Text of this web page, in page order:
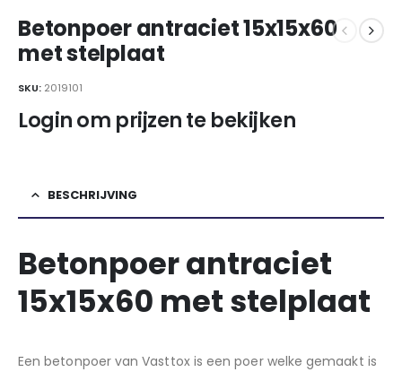
Betonpoer antraciet 15x15x60
met stelplaat
SKU: 2019101
Login om prijzen te bekijken
BESCHRIJVING
Betonpoer antraciet
15x15x60 met stelplaat
Een betonpoer van Vasttox is een poer welke gemaakt is